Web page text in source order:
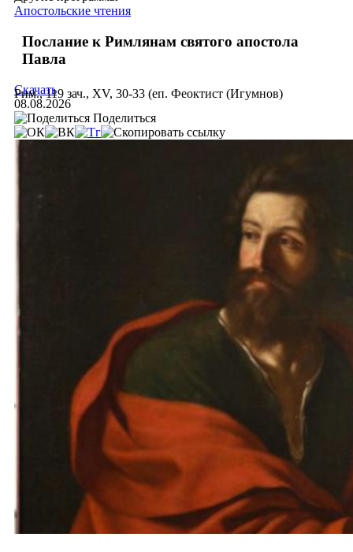
Апостольские чтения
Послание к Римлянам святого апостола
Павла
Рим., 119 зач., XV, 30-33 (еп. Феоктист (Игумнов)
Скачать
08.08.2026
Поделиться